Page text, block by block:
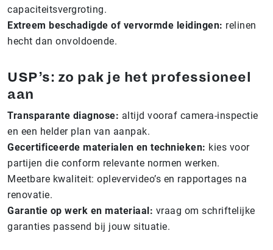
capaciteitsvergroting.
Extreem beschadigde of vervormde leidingen: relinen
hecht dan onvoldoende.
USP’s: zo pak je het professioneel
aan
Transparante diagnose: altijd vooraf camera-inspectie
en een helder plan van aanpak.
Gecertificeerde materialen en technieken: kies voor
partijen die conform relevante normen werken.
Meetbare kwaliteit: oplevervideo’s en rapportages na
renovatie.
Garantie op werk en materiaal: vraag om schriftelijke
garanties passend bij jouw situatie.